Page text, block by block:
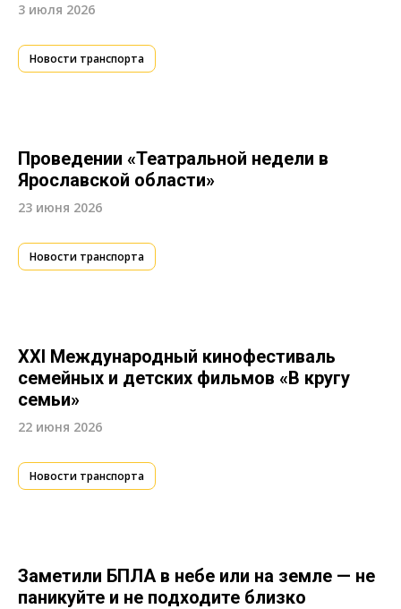
3 июля 2026
Новости транспорта
Проведении «Театральной недели в
Ярославской области»
23 июня 2026
Новости транспорта
XXI Международный кинофестиваль
семейных и детских фильмов «В кругу
семьи»
22 июня 2026
Новости транспорта
Заметили БПЛА в небе или на земле — не
паникуйте и не подходите близко